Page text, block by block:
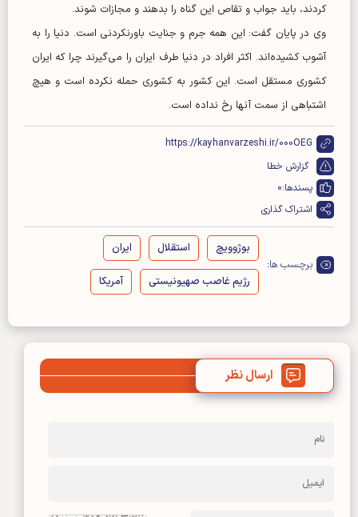
کردند، باید جواب و تقاص این گناه را بدهند و مجازات شوند.
وی در پایان گفت: این همه جرم و جنایت باورنکردنی است. دنیا را به
آشوب کشیده‌اند. اکثر افراد در دنیا طرف ایران را می‌گیرند چرا که ایران
کشوری مستقل است. این کشور به کشوری حمله نکرده است و هیچ
اشتباهی از سمت آنها رخ نداده است.
https://kayhanvarzeshi.ir/000OEG
گزارش خطا
پسندها:0
اشتراک گذاری
برچسب ها:
بوژوویچ استقلال ایران
رژیم غاصب صهیونیستی آمریکا
ارسال نظر